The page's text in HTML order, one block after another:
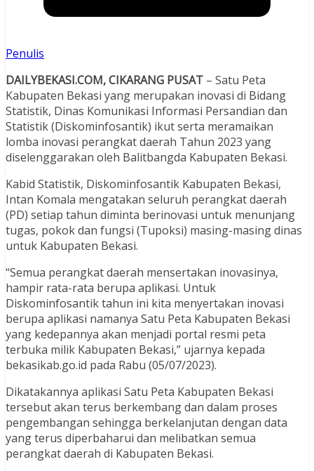
Penulis
DAILYBEKASI.COM, CIKARANG PUSAT – Satu Peta
Kabupaten Bekasi yang merupakan inovasi di Bidang
Statistik, Dinas Komunikasi Informasi Persandian dan
Statistik (Diskominfosantik) ikut serta meramaikan
lomba inovasi perangkat daerah Tahun 2023 yang
diselenggarakan oleh Balitbangda Kabupaten Bekasi.
Kabid Statistik, Diskominfosantik Kabupaten Bekasi,
Intan Komala mengatakan seluruh perangkat daerah
(PD) setiap tahun diminta berinovasi untuk menunjang
tugas, pokok dan fungsi (Tupoksi) masing-masing dinas
untuk Kabupaten Bekasi.
“Semua perangkat daerah mensertakan inovasinya,
hampir rata-rata berupa aplikasi. Untuk
Diskominfosantik tahun ini kita menyertakan inovasi
berupa aplikasi namanya Satu Peta Kabupaten Bekasi
yang kedepannya akan menjadi portal resmi peta
terbuka milik Kabupaten Bekasi,” ujarnya kepada
bekasikab.go.id pada Rabu (05/07/2023).
Dikatakannya aplikasi Satu Peta Kabupaten Bekasi
tersebut akan terus berkembang dan dalam proses
pengembangan sehingga berkelanjutan dengan data
yang terus diperbaharui dan melibatkan semua
perangkat daerah di Kabupaten Bekasi.